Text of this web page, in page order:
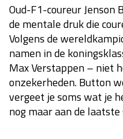
Race
GP MEXICO 2026
Kwalificatie
Race
Oud-F1-coureur
de mentale druk die
Volgens de
namen in de
Max Verstappen – niet
onzekerheden. Button
vergeet je soms wat je
nog maar aan de laatste